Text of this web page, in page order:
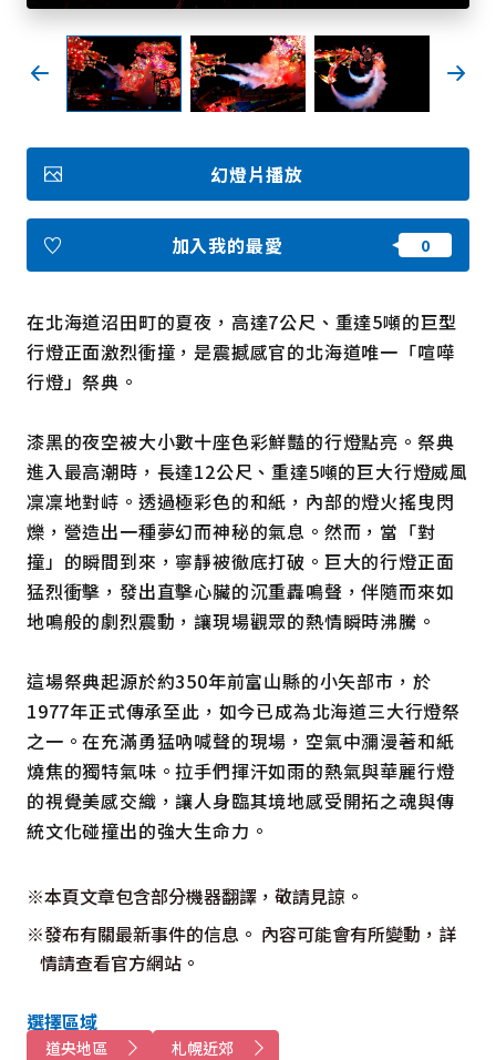
我的最愛
Face
book
Insta
gram
YouT
ube
Insta
gram
Face
book
照片集
影片
觀光手冊
使用條款
隱私權政策摘要
Cookie 政策
語言
在北海道沼田町的夏夜，高達7公尺、重達5噸的巨型
行燈正面激烈衝撞，是震撼感官的北海道唯一「喧嘩
行燈」祭典。
漆黑的夜空被大小數十座色彩鮮豔的行燈點亮。祭典
進入最高潮時，長達12公尺、重達5噸的巨大行燈威風
凜凜地對峙。透過極彩色的和紙，內部的燈火搖曳閃
爍，營造出一種夢幻而神秘的氣息。然而，當「對
撞」的瞬間到來，寧靜被徹底打破。巨大的行燈正面
猛烈衝擊，發出直擊心臟的沉重轟鳴聲，伴隨而來如
地鳴般的劇烈震動，讓現場觀眾的熱情瞬時沸騰。
這場祭典起源於約350年前富山縣的小矢部市，於
1977年正式傳承至此，如今已成為北海道三大行燈祭
之一。在充滿勇猛吶喊聲的現場，空氣中瀰漫著和紙
燒焦的獨特氣味。拉手們揮汗如雨的熱氣與華麗行燈
的視覺美感交織，讓人身臨其境地感受開拓之魂與傳
統文化碰撞出的強大生命力。
※本頁文章包含部分機器翻譯，敬請見諒。
※發布有關最新事件的信息。 內容可能會有所變動，詳
情請查看官方網站。
幻燈片播放
加入我的最愛
選擇區域
道央地區 札幌近郊